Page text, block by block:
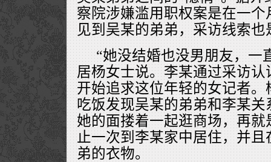
察院涉嫌滥用职权案是在一
见到吴某的弟弟，采访线索
“她没结婚也没男朋友，一
居杨女士说。李某通过采访
开始追求这位年轻的女记者
吃饭发现吴某的弟弟和李某
她的面搂着一起逛商场，再
止一次到李某家中居住，并
弟的衣物。